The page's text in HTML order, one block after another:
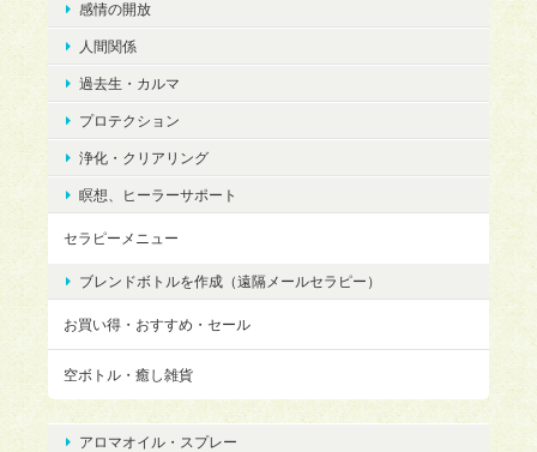
感情の開放
人間関係
過去生・カルマ
プロテクション
浄化・クリアリング
瞑想、ヒーラーサポート
セラピーメニュー
ブレンドボトルを作成（遠隔メールセラピー）
お買い得・おすすめ・セール
空ボトル・癒し雑貨
アロマオイル・スプレー